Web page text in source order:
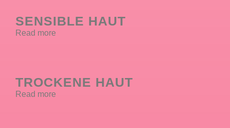
SENSIBLE HAUT
Read more
TROCKENE HAUT
Read more